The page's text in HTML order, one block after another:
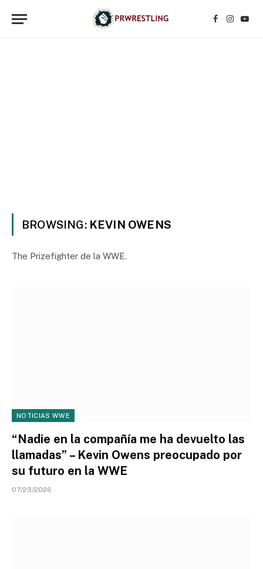
Facebook
BROWSING: KEVIN OWENS
The Prizefighter de la WWE.
NOTICIAS WWE
“Nadie en la compañía me ha devuelto las
llamadas” – Kevin Owens preocupado por
su futuro en la WWE
07/23/2026